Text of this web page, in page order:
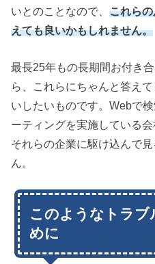
いとのことなので、これら
えても良いかもしれません。
最長25年もの長期間お付き
ら、これらにちゃんと答え
いしたいものです。Webで
ーティングを実施している
それらの企業に駆け込んで
ん。
このようなトラブ
めに